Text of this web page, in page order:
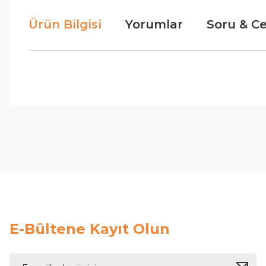
Ürün Bilgisi Yorumlar Soru &
E-Bültene Kayıt Olun